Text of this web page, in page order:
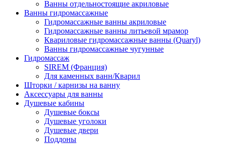
Ванны отдельностоящие акриловые
Ванны гидромассажные
Гидромассажные ванны акриловые
Гидромассажные ванны литьевой мрамор
Квариловые гидромассажные ванны (Quaryl)
Ванны гидромассажные чугунные
Гидромассаж
SIREM (Франция)
Для каменных ванн/Кварил
Шторки / карнизы на ванну
Аксессуары для ванны
Душевые кабины
Душевые боксы
Душевые уголоки
Душевые двери
Поддоны